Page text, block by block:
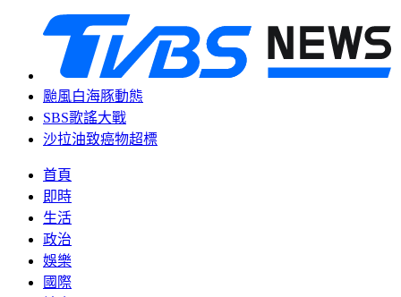
颱風白海豚動態
SBS歌謠大戰
沙拉油致癌物超標
首頁
即時
生活
政治
娛樂
國際